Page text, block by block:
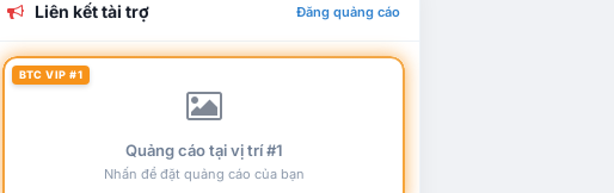
Liên kết tài trợ Đăng quảng cáo
BTC VIP #1
Quảng cáo tại vị trí #1
Nhấn để đặt quảng cáo của bạn